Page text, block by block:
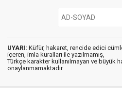
UYARI: Küfür, hakaret, rencide edici
içeren, imla kuralları ile yazılmamış,
Türkçe karakter kullanılmayan ve büyük
onaylanmamaktadır.